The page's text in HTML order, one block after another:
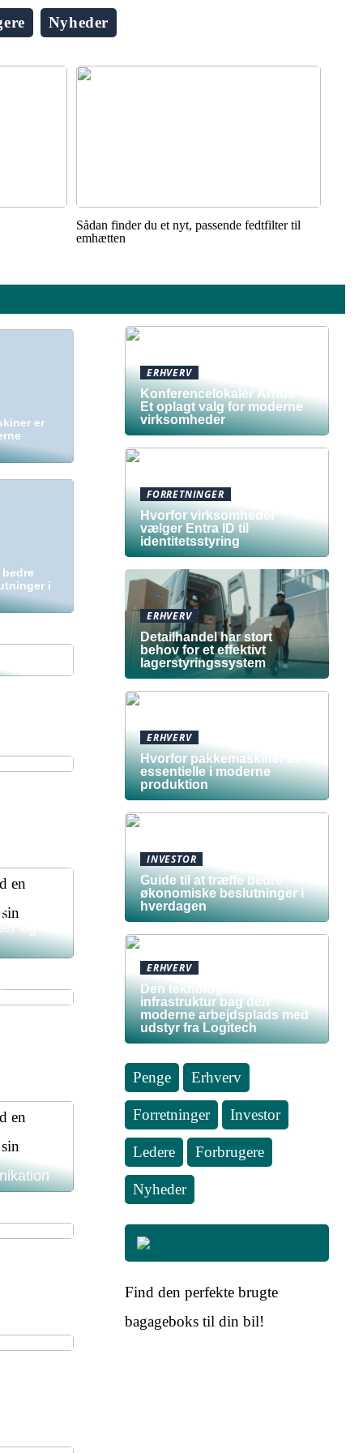
Nyheder
Sådan finder du et nyt, passende fedtfilter til
emhætten
er
i
og
ERHVERV
Konferencelokaler Århus –
Et oplagt valg for moderne
virksomheder
FORRETNINGER
Hvorfor virksomheder
vælger Entra ID til
identitetsstyring
ERHVERV
Detailhandel har stort
behov for et effektivt
lagerstyringssystem
ERHVERV
Hvorfor pakkemaskiner er
essentielle i moderne
produktion
INVESTOR
Guide til at træffe bedre
økonomiske beslutninger i
hverdagen
ERHVERV
Den teknologiske
infrastruktur bag den
moderne arbejdsplads med
udstyr fra Logitech
Penge Erhverv
Forretninger Investor
Ledere Forbrugere
Nyheder
Find den perfekte brugte
bagageboks til din bil!